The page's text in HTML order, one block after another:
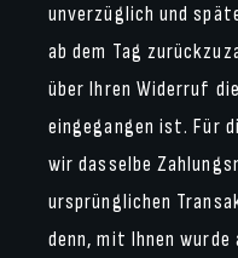
unverzüglich und
ab dem Tag
über Ihren Widerruf
eingegangen ist. Für
wir dasselbe
ursprünglichen
denn, mit Ihnen